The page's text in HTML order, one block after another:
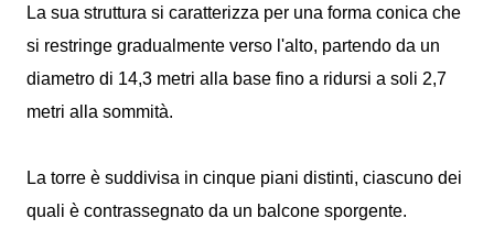
La sua struttura si caratterizza per una forma conica che
si restringe gradualmente verso l'alto, partendo da un
diametro di 14,3 metri alla base fino a ridursi a soli 2,7
metri alla sommità.
La torre è suddivisa in cinque piani distinti, ciascuno dei
quali è contrassegnato da un balcone sporgente.